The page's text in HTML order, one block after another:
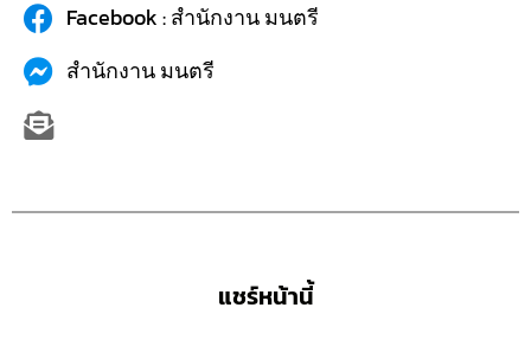
Facebook : สำนักงาน มนตรี
สำนักงาน มนตรี
แชร์หน้านี้